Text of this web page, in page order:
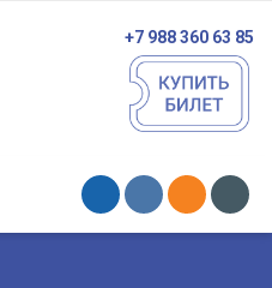
+7 988 360 63 85